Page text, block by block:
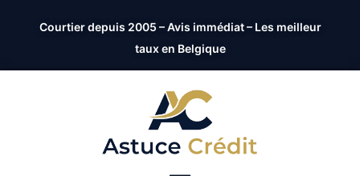
Courtier depuis 2005 – Avis immédiat – Les meilleur
taux en Belgique